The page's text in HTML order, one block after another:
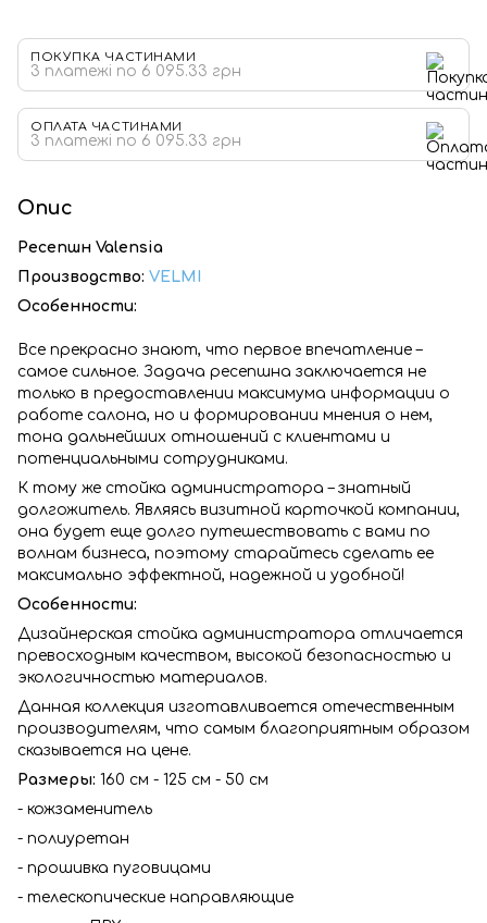
ПОКУПКА ЧАСТИНАМИ
3 платежі по 6 095.33 грн
ОПЛАТА ЧАСТИНАМИ
3 платежі по 6 095.33 грн
Опис
Ресепшн Valensia
Производство: VELMI
Особенности:
Все прекрасно знают, что первое впечатление –
самое сильное. Задача ресепшна заключается не
только в предоставлении максимума информации о
работе салона, но и формировании мнения о нем,
тона дальнейших отношений с клиентами и
потенциальными сотрудниками.
К тому же стойка администратора – знатный
долгожитель. Являясь визитной карточкой компании,
она будет еще долго путешествовать с вами по
волнам бизнеса, поэтому старайтесь сделать ее
максимально эффектной, надежной и удобной!
Особенности:
Дизайнерская стойка администратора отличается
превосходным качеством, высокой безопасностью и
экологичностью материалов.
Данная коллекция изготавливается отечественным
производителям, что самым благоприятным образом
сказывается на цене.
Размеры: 160 см - 125 см - 50 см
- кожзаменитель
- полиуретан
- прошивка пуговицами
- телескопические направляющие